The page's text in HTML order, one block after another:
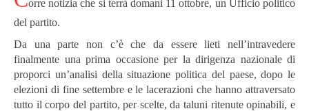
orre notizia che si terrà domani 11 ottobre, un Ufficio politico
del partito.
Da una parte non c’è che da essere lieti nell’intravedere
finalmente una prima occasione per la dirigenza nazionale di
proporci un’analisi della situazione politica del paese, dopo le
elezioni di fine settembre e le lacerazioni che hanno attraversato
tutto il corpo del partito, per scelte, da taluni ritenute opinabili, e